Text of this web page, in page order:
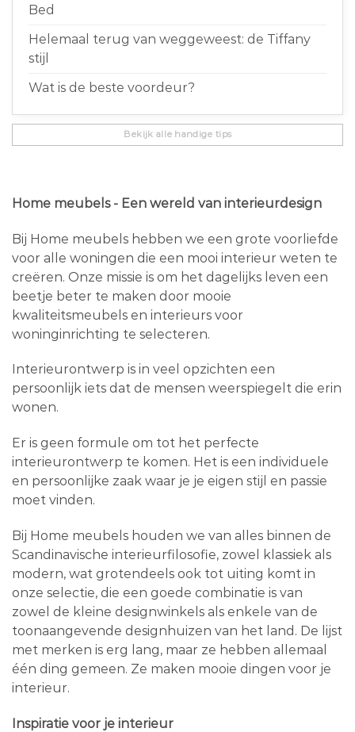
Bed
Helemaal terug van weggeweest: de Tiffany
stijl
Wat is de beste voordeur?
Bekijk alle handige tips
Home meubels - Een wereld van interieurdesign
Bij Home meubels hebben we een grote voorliefde
voor alle woningen die een mooi interieur weten te
creëren. Onze missie is om het dagelijks leven een
beetje beter te maken door mooie
kwaliteitsmeubels en interieurs voor
woninginrichting te selecteren.
Interieurontwerp is in veel opzichten een
persoonlijk iets dat de mensen weerspiegelt die erin
wonen.
Er is geen formule om tot het perfecte
interieurontwerp te komen. Het is een individuele
en persoonlijke zaak waar je je eigen stijl en passie
moet vinden.
Bij Home meubels houden we van alles binnen de
Scandinavische interieurfilosofie, zowel klassiek als
modern, wat grotendeels ook tot uiting komt in
onze selectie, die een goede combinatie is van
zowel de kleine designwinkels als enkele van de
toonaangevende designhuizen van het land. De lijst
met merken is erg lang, maar ze hebben allemaal
één ding gemeen. Ze maken mooie dingen voor je
interieur.
Inspiratie voor je interieur